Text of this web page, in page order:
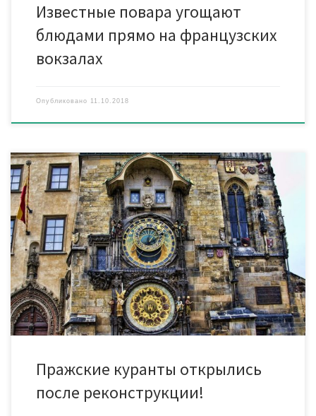
Известные повара угощают
блюдами прямо на французских
вокзалах
Опубликовано 11.10.2018
Знаменитые пражские куранты заработали после длительной
реконструкции, начавшейся в январе 2018 года. Запуск часов,
расположенных на ратуше на Староместской площади в Праге
(Чехия), состоялся! Одновременно часы дали сигнал о начале
торжеств по случаю 100-летия образования Чехословакии,
которое будет отмечаться 28 октября. Куранты,
установленные более шести веков назад, были
реконструированы впервые […]
Пражские куранты открылись
после реконструкции!